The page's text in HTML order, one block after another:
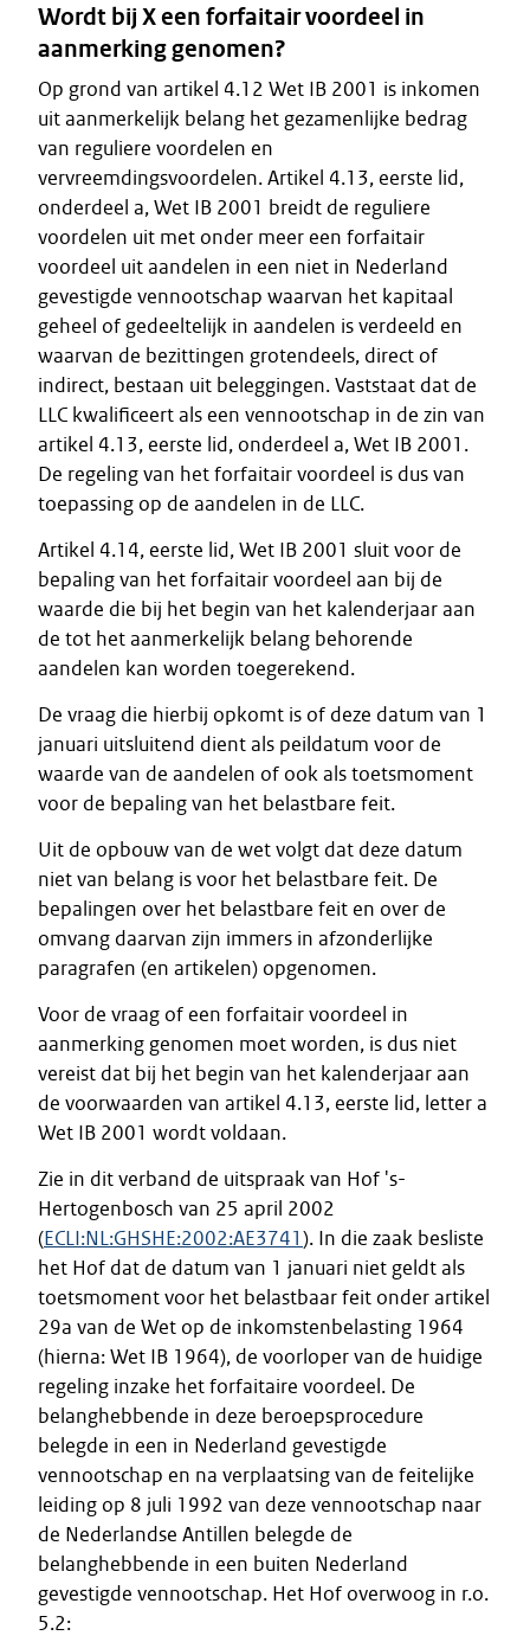
Wordt bij X een forfaitair voordeel in
aanmerking genomen?
Op grond van artikel 4.12 Wet IB 2001 is inkomen
uit aanmerkelijk belang het gezamenlijke bedrag
van reguliere voordelen en
vervreemdingsvoordelen. Artikel 4.13, eerste lid,
onderdeel a, Wet IB 2001 breidt de reguliere
voordelen uit met onder meer een forfaitair
voordeel uit aandelen in een niet in Nederland
gevestigde vennootschap waarvan het kapitaal
geheel of gedeeltelijk in aandelen is verdeeld en
waarvan de bezittingen grotendeels, direct of
indirect, bestaan uit beleggingen. Vaststaat dat de
LLC kwalificeert als een vennootschap in de zin van
artikel 4.13, eerste lid, onderdeel a, Wet IB 2001.
De regeling van het forfaitair voordeel is dus van
toepassing op de aandelen in de LLC.
Artikel 4.14, eerste lid, Wet IB 2001 sluit voor de
bepaling van het forfaitair voordeel aan bij de
waarde die bij het begin van het kalenderjaar aan
de tot het aanmerkelijk belang behorende
aandelen kan worden toegerekend.
De vraag die hierbij opkomt is of deze datum van 1
januari uitsluitend dient als peildatum voor de
waarde van de aandelen of ook als toetsmoment
voor de bepaling van het belastbare feit.
Uit de opbouw van de wet volgt dat deze datum
niet van belang is voor het belastbare feit. De
bepalingen over het belastbare feit en over de
omvang daarvan zijn immers in afzonderlijke
paragrafen (en artikelen) opgenomen.
Voor de vraag of een forfaitair voordeel in
aanmerking genomen moet worden, is dus niet
vereist dat bij het begin van het kalenderjaar aan
de voorwaarden van artikel 4.13, eerste lid, letter a
Wet IB 2001 wordt voldaan.
Zie in dit verband de uitspraak van Hof 's-
Hertogenbosch van 25 april 2002
(ECLI:NL:GHSHE:2002:AE3741). In die zaak besliste
het Hof dat de datum van 1 januari niet geldt als
toetsmoment voor het belastbaar feit onder artikel
29a van de Wet op de inkomstenbelasting 1964
(hierna: Wet IB 1964), de voorloper van de huidige
regeling inzake het forfaitaire voordeel. De
belanghebbende in deze beroepsprocedure
belegde in een in Nederland gevestigde
vennootschap en na verplaatsing van de feitelijke
leiding op 8 juli 1992 van deze vennootschap naar
de Nederlandse Antillen belegde de
belanghebbende in een buiten Nederland
gevestigde vennootschap. Het Hof overwoog in r.o.
5.2: